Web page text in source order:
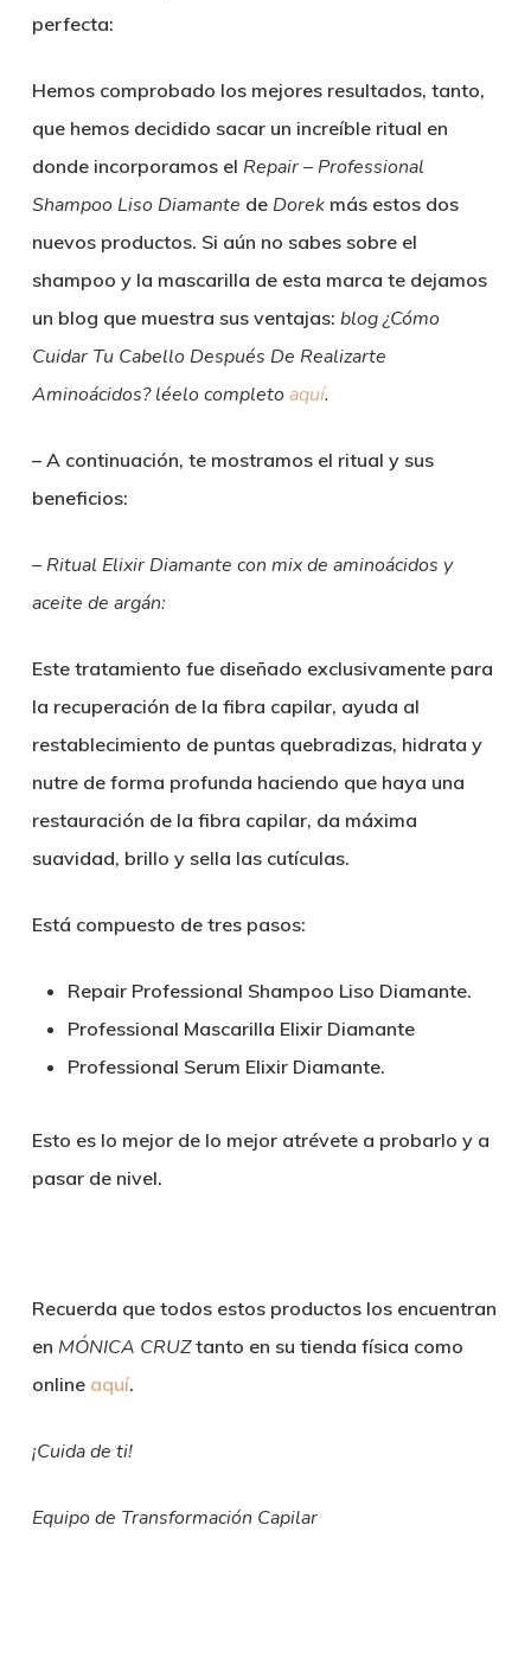
perfecta:
Hemos comprobado los mejores resultados, tanto,
que hemos decidido sacar un increíble ritual en
donde incorporamos el Repair – Professional
Shampoo Liso Diamante de Dorek más estos dos
nuevos productos. Si aún no sabes sobre el
shampoo y la mascarilla de esta marca te dejamos
un blog que muestra sus ventajas: blog ¿Cómo
Cuidar Tu Cabello Después De Realizarte
Aminoácidos? léelo completoaquí.
– A continuación, te mostramos el ritual y sus
beneficios:
– Ritual Elixir Diamante con mix de aminoácidos y
aceite de argán:
Este tratamiento fue diseñado exclusivamente para
la recuperación de la fibra capilar, ayuda al
restablecimiento de puntas quebradizas, hidrata y
nutre de forma profunda haciendo que haya una
restauración de la fibra capilar, da máxima
suavidad, brillo y sella las cutículas.
Está compuesto de tres pasos:
Repair Professional Shampoo Liso Diamante.
Professional Mascarilla Elixir Diamante
Professional Serum Elixir Diamante.
Esto es lo mejor de lo mejor atrévete a probarlo y a
pasar de nivel.
Recuerda que todos estos productos los encuentran
en MÓNICA CRUZtanto en su tienda física como
online aquí.
¡Cuida de ti!
Equipo de Transformación Capilar